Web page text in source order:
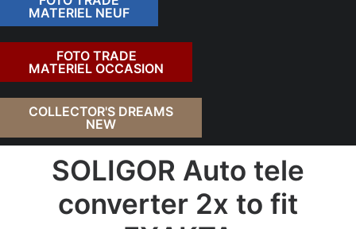
MATERIEL NEUF
FOTO TRADE
MATERIEL OCCASION
COLLECTOR'S DREAMS
NEW
RETOUR
SOLIGOR Auto tele
converter 2x to fit